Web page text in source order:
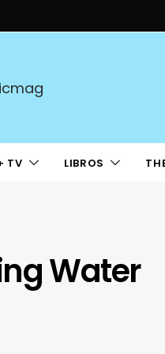
TV LIBROS
Water